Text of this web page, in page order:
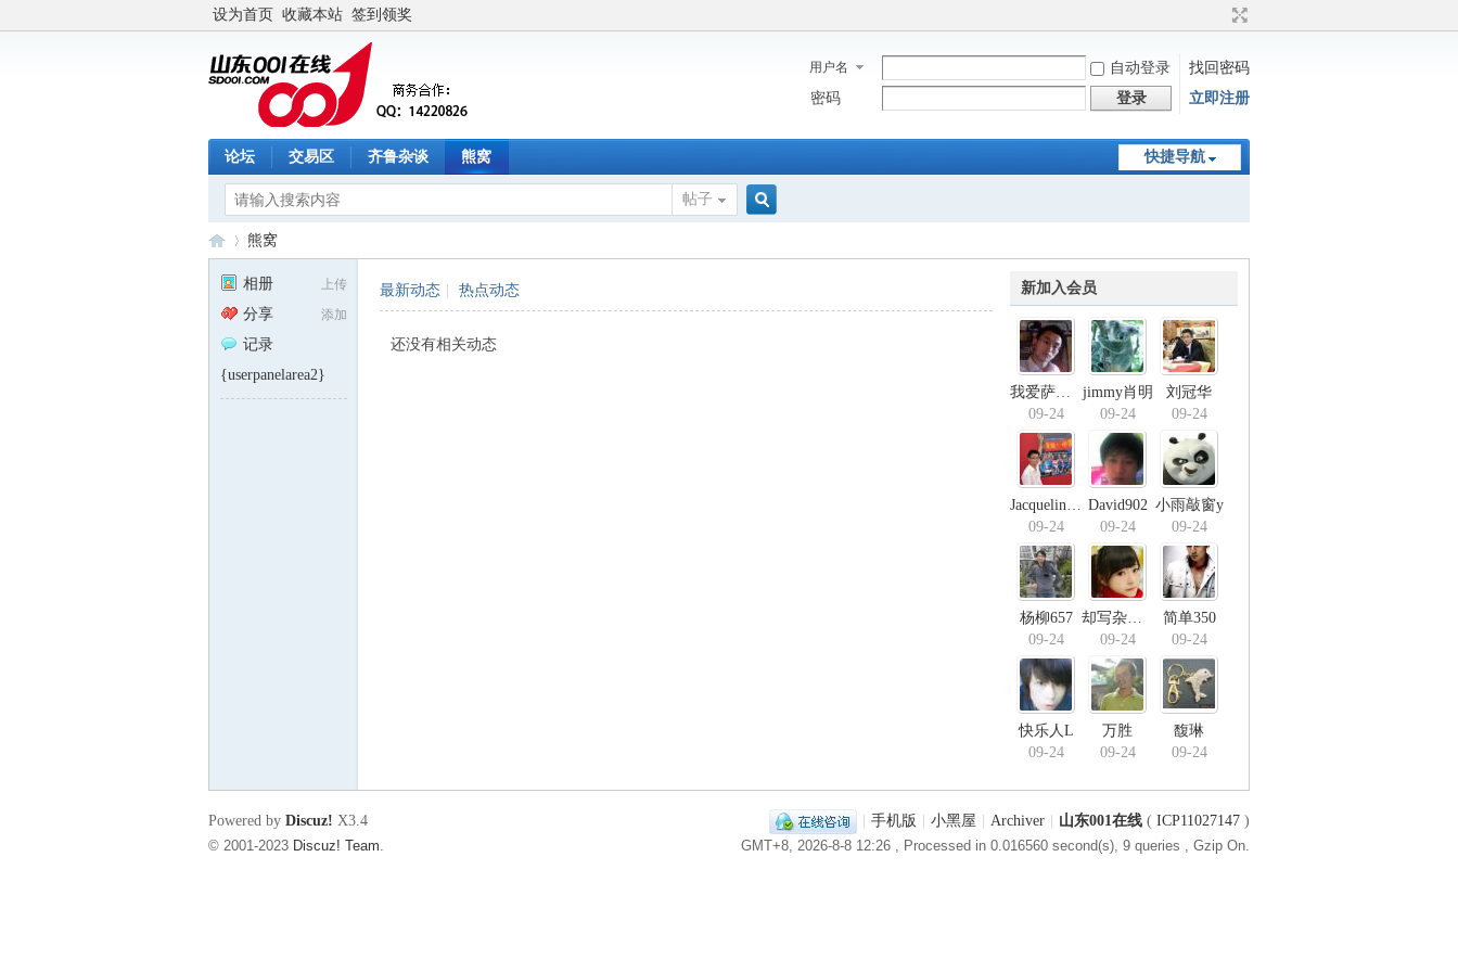
设为首页 收藏本站 签到领奖
用户名 自动登录
找回密码
密码
登录 立即注册
快捷导航
论坛 交易区 齐鲁杂谈 熊窝
帖子
熊窝
上传
相册
添加
分享
记录
{userpanelarea2}
新加入会员
我爱萨其马虞co
09-24
jimmy肖明
09-24
刘冠华
09-24
Jacqueline季
09-24
David902
09-24
小雨敲窗y
09-24
杨柳657
09-24
却写杂布计
09-24
简单350
09-24
快乐人L
09-24
万胜
09-24
馥琳
09-24
最新动态 热点动态
还没有相关动态
手机版 小黑屋 Archiver 山东001在线 ( ICP11027147 )
GMT+8, 2026-8-8 12:26 , Processed in 0.016560 second(s), 9 queries , Gzip On.
Powered by Discuz! X3.4
© 2001-2023 Discuz! Team.